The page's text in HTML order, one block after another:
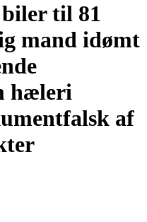
biler til 81
mand idømt
hæleri
af